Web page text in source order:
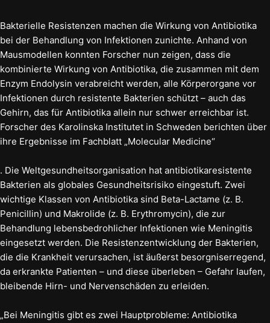
Bakterielle Resistenzen machen die Wirkung von Antibiotika
bei der Behandlung von Infektionen zunichte. Anhand von
Mausmodellen konnten Forscher nun zeigen, dass die
kombinierte Wirkung von Antibiotika, die zusammen mit dem
Enzym Endolysin verabreicht werden, alle Körperorgane vor
Infektionen durch resistente Bakterien schützt – auch das
Gehirn, das für Antibiotika allein nur schwer erreichbar ist.
Forscher des Karolinska Institutet in Schweden berichten über
ihre Ergebnisse im Fachblatt „Molecular Medicine“
. Die Weltgesundheitsorganisation hat antibiotikaresistente
Bakterien als globales Gesundheitsrisiko eingestuft. Zwei
wichtige Klassen von Antibiotika sind Beta-Lactame (z. B.
Penicillin) und Makrolide (z. B. Erythromycin), die zur
Behandlung lebensbedrohlicher Infektionen wie Meningitis
eingesetzt werden. Die Resistenzentwicklung der Bakterien,
die die Krankheit verursachen, ist äußerst besorgniserregend,
da erkrankte Patienten – und diese überleben – Gefahr laufen,
bleibende Hirn- und Nervenschäden zu erleiden.
„Bei Meningitis gibt es zwei Hauptprobleme: Antibiotika